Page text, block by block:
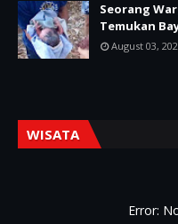
Seorang
Temukan
August 03,
WISATA
Error: